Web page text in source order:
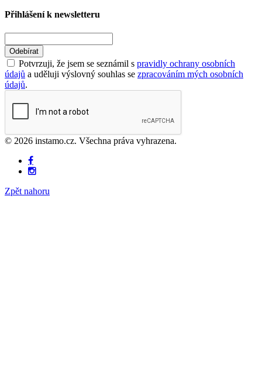
Přihlášení k newsletteru
Odebírat
Potvrzuji, že jsem se seznámil s pravidly ochrany osobních
údajů a uděluji výslovný souhlas se zpracováním mých osobních
údajů.
© 2026 instamo.cz. Všechna práva vyhrazena.
Zpět nahoru